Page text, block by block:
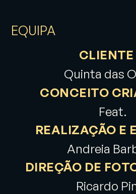
EQUIPA
Quinta das
CONCEITO
Feat.
REALIZAÇÃO E
Andreia
DIREÇÃO DE
Ricardo